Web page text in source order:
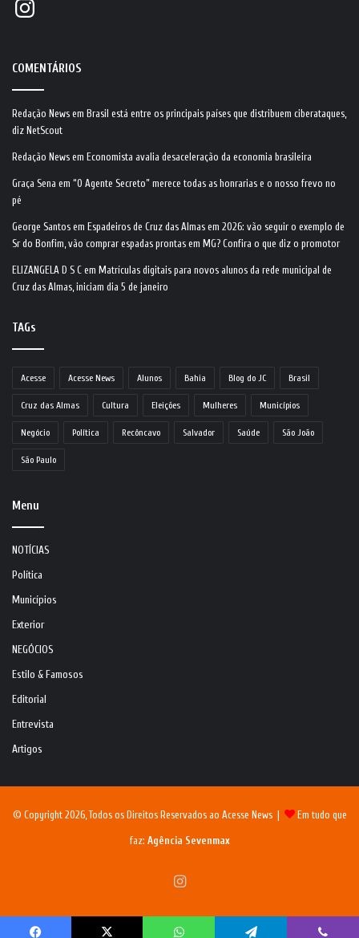
COMENTÁRIOS
Redação News em Brasil está entre os principais países que distribuem ciberataques,
diz NetScout
Redação News em Economista avalia desaceleração da economia brasileira
Graça Sena em “O Agente Secreto” merece todas as honrarias e o nosso frevo no
pé
George Santos em Espadeiros de Cruz das Almas em 2026: vão seguir o exemplo de
Sr do Bonfim, vão comprar espadas prontas em MG? Confira o que diz o promotor
ELIZANGELA D S C em Matrículas digitais para novos alunos da rede municipal de
Cruz das Almas, iniciam dia 5 de janeiro
TAGs
Acesse Acesse News Alunos Bahia Blog do JC Brasil
Cruz das Almas Cultura Eleições Mulheres Municípios
Negócio Política Recôncavo Salvador Saúde São João
São Paulo
Menu
NOTÍCIAS
Política
Municípios
Exterior
NEGÓCIOS
Estilo & Famosos
Editorial
Entrevista
Artigos
© Copyright 2026, Todos os Direitos Reservados ao Acesse News | Em tudo que
faz: Agência Sevenmax
Instagram